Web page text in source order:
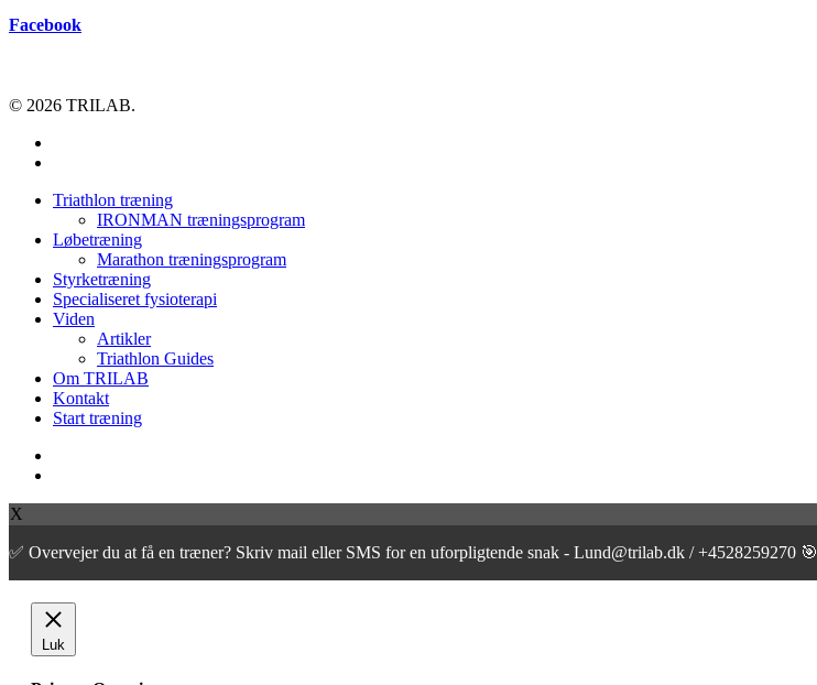
Facebook
© 2026 TRILAB.
Close
Triathlon træning
IRONMAN træningsprogram
Løbetræning
Marathon træningsprogram
Styrketræning
Specialiseret fysioterapi
Viden
Artikler
Triathlon Guides
Om TRILAB
Kontakt
Start træning
X
✅ Overvejer du at få en træner? Skriv mail eller SMS for en uforpligtende snak - Lund@trilab.dk / +4528259270 🎯
Luk